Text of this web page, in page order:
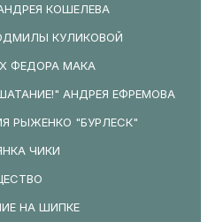
КОШЕЛЕВА
КУЛИКОВОЙ
ФЕДОРА МАКА
АНДРЕЯ ЕФРЕМОВА
РЫЖЕНКО "БУРЛЕСК"
ЧИКИ
НА ШИПКЕ